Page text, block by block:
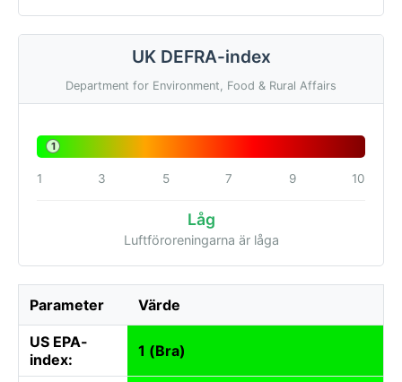
UK DEFRA-index
Department for Environment, Food & Rural Affairs
1
1 3 5 7 9 10
Låg
Luftföroreningarna är låga
Parameter Värde
US EPA-
index:
1 (Bra)